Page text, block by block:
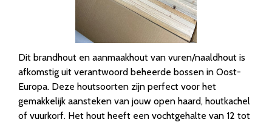
Dit brandhout en aanmaakhout van vuren/naaldhout is
afkomstig uit verantwoord beheerde bossen in Oost-
Europa. Deze houtsoorten zijn perfect voor het
gemakkelijk aansteken van jouw open haard, houtkachel
of vuurkorf. Het hout heeft een vochtgehalte van 12 tot